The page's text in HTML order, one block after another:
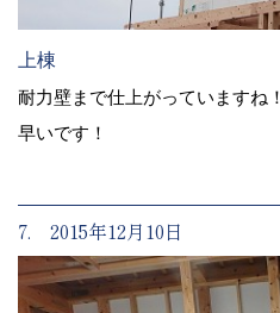
上棟
耐力壁まで仕上がっていますね！
早いです！
7. 2015年12月10日